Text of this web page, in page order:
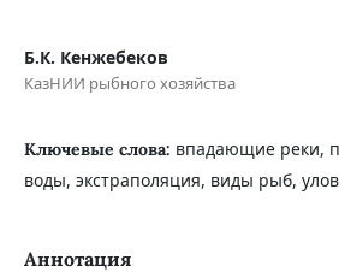
Б.К. Кенжебеков
КазНИИ рыбного хозяйства
Ключевые слова: впадающие реки,
воды, экстраполяция, виды рыб,
Аннотация